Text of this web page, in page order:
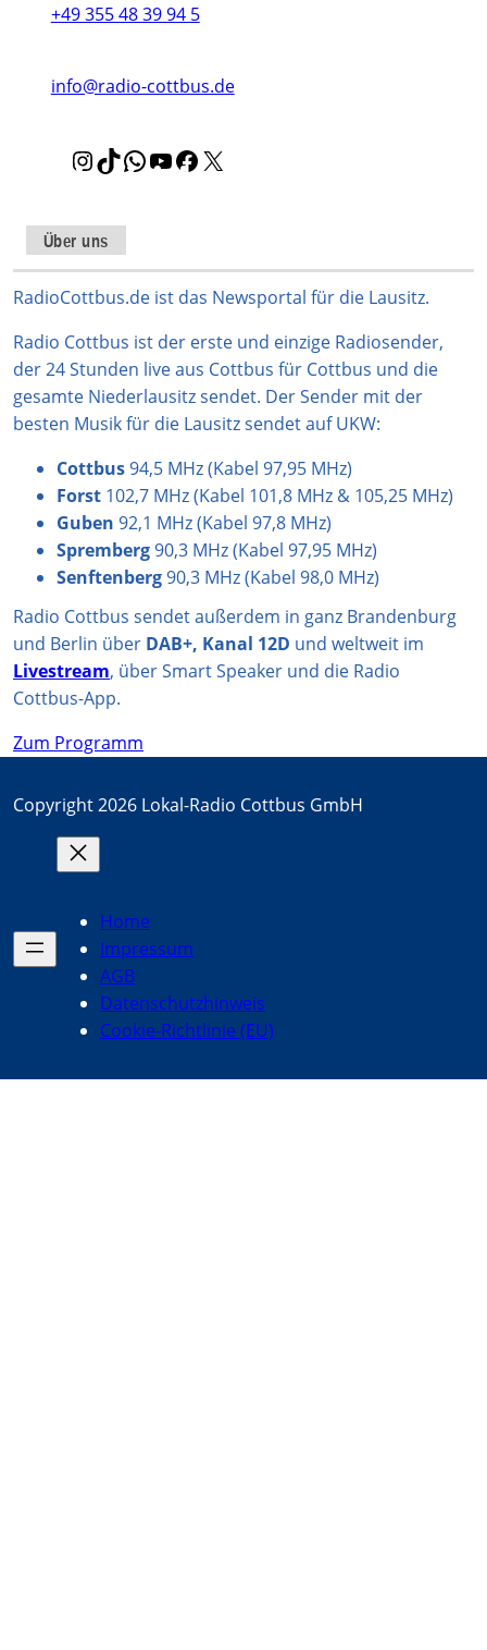
+49 355 48 39 94 5
info@radio-cottbus.de
I
t
a
g
a
m
T
o
k
W
s
A
p
Y
u
b
F
b
o
k
Über uns
RadioCottbus.de ist das Newsportal für die Lausitz.
Radio Cottbus ist der erste und einzige Radiosender,
der 24 Stunden live aus Cottbus für Cottbus und die
gesamte Niederlausitz sendet. Der Sender mit der
besten Musik für die Lausitz sendet auf UKW:
Cottbus94,5 MHz (Kabel 97,95 MHz)
Forst 102,7 MHz (Kabel 101,8 MHz & 105,25 MHz)
Guben 92,1 MHz (Kabel 97,8 MHz)
Spremberg90,3 MHz (Kabel 97,95 MHz)
Senftenberg90,3 MHz (Kabel 98,0 MHz)
Radio Cottbus sendet außerdem in ganz Brandenburg
und Berlin über DAB+, Kanal 12D und weltweit im
Livestream, über Smart Speaker und die Radio
Cottbus-App.
Zum Programm
Copyright 2026 Lokal-Radio Cottbus GmbH
Home
Impressum
AGB
Datenschutzhinweis
Cookie-Richtlinie (EU)